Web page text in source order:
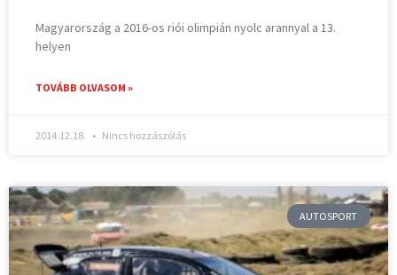
Magyarország a 2016-os riói olimpián nyolc arannyal a 13.
helyen
TOVÁBB OLVASOM »
2014.12.18. Nincs hozzászólás
AUTOSPORT